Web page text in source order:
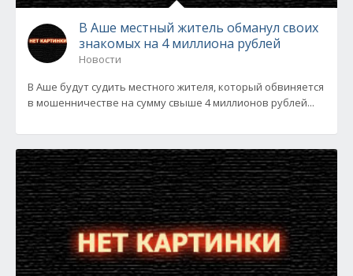
В Аше местный житель обманул своих
знакомых на 4 миллиона рублей
Новости
В Аше будут судить местного жителя, который обвиняется
в мошенничестве на сумму свыше 4 миллионов рублей...